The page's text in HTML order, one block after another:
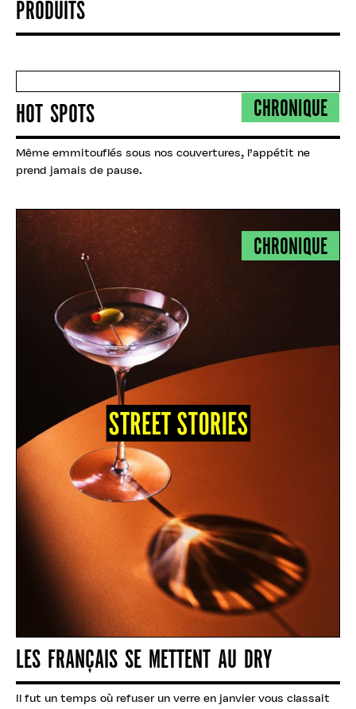
PRODUITS
HOT SPOTS
Même emmitouflés sous nos couvertures, l’appétit ne
prend jamais de pause.
CHRONIQUE
LES FRANÇAIS SE METTENT AU DRY
Il fut un temps où refuser un verre en janvier vous classait
CHRONIQUE